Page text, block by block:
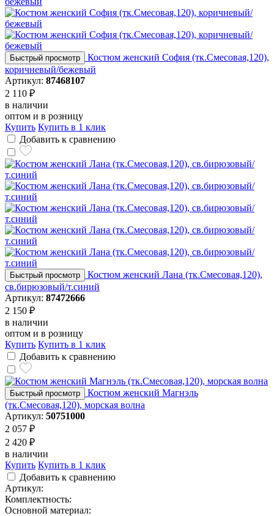
Быстрый просмотр
Костюм женский София (тк.Смесовая,120),
коричневый/бежевый
Артикул: 87468107
2 110 ₽
в наличии
оптом и в розницу
Купить Купить в 1 клик
Добавить к сравнению
Быстрый просмотр
Костюм женский Лана (тк.Смесовая,120),
св.бирюзовый/т.синий
Артикул: 87472666
2 150 ₽
в наличии
оптом и в розницу
Купить Купить в 1 клик
Добавить к сравнению
Быстрый просмотр
Костюм женский Магнэль
(тк.Смесовая,120), морская волна
Артикул: 50751000
2 057 ₽
2 420 ₽
в наличии
Купить Купить в 1 клик
Добавить к сравнению
Артикул:
Комплектность:
Основной материал: